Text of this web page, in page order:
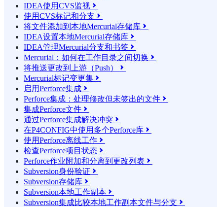
IDEA使用CVS监视 
使用CVS标记和分支 
将文件添加到本地Mercurial存储库 
IDEA设置本地Mercurial存储库 
IDEA管理Mercurial分支和书签 
Mercurial：如何在工作目录之间切换 
将推送更改到上游（Push） 
Mercurial标记变更集 
启用Perforce集成 
Perforce集成：处理修改但未签出的文件 
集成Perforce文件 
通过Perforce集成解决冲突 
在P4CONFIG中使用多个Perforce库 
使用Perforce离线工作 
检查Perforce项目状态 
Perforce作业附加和分离到更改列表 
Subversion身份验证 
Subversion存储库 
Subversion本地工作副本 
Subversion集成比较本地工作副本文件与分支 